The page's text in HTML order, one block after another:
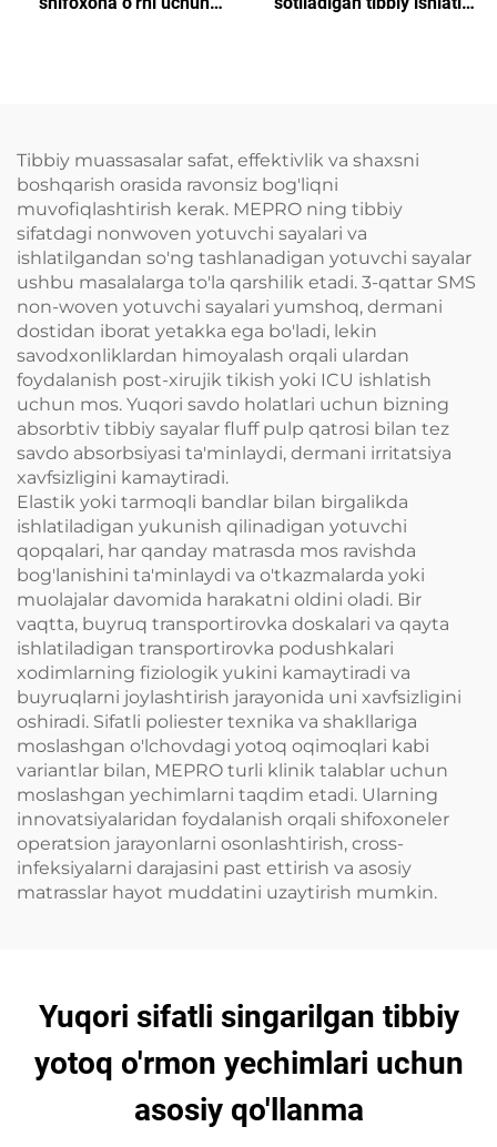
Tibbiy muassasalar safat, effektivlik va shaxsni
boshqarish orasida ravonsiz bog'liqni
muvofiqlashtirish kerak. MEPRO ning tibbiy
sifatdagi nonwoven yotuvchi sayalari va
ishlatilgandan so'ng tashlanadigan yotuvchi sayalar
ushbu masalalarga to'la qarshilik etadi. 3-qattar SMS
non-woven yotuvchi sayalari yumshoq, dermani
dostidan iborat yetakka ega bo'ladi, lekin
savodxonliklardan himoyalash orqali ulardan
foydalanish post-xirujik tikish yoki ICU ishlatish
uchun mos. Yuqori savdo holatlari uchun bizning
absorbtiv tibbiy sayalar fluff pulp qatrosi bilan tez
savdo absorbsiyasi ta'minlaydi, dermani irritatsiya
xavfsizligini kamaytiradi.
Elastik yoki tarmoqli bandlar bilan birgalikda
ishlatiladigan yukunish qilinadigan yotuvchi
qopqalari, har qanday matrasda mos ravishda
bog'lanishini ta'minlaydi va o'tkazmalarda yoki
muolajalar davomida harakatni oldini oladi. Bir
vaqtta, buyruq transportirovka doskalari va qayta
ishlatiladigan transportirovka podushkalari
xodimlarning fiziologik yukini kamaytiradi va
buyruqlarni joylashtirish jarayonida uni xavfsizligini
oshiradi. Sifatli poliester texnika va shakllariga
moslashgan o'lchovdagi yotoq oqimoqlari kabi
variantlar bilan, MEPRO turli klinik talablar uchun
moslashgan yechimlarni taqdim etadi. Ularning
innovatsiyalaridan foydalanish orqali shifoxoneler
operatsion jarayonlarni osonlashtirish, cross-
infeksiyalarni darajasini past ettirish va asosiy
matrasslar hayot muddatini uzaytirish mumkin.
Yuqori sifatli singarilgan tibbiy
yotoq o'rmon yechimlari uchun
asosiy qo'llanma